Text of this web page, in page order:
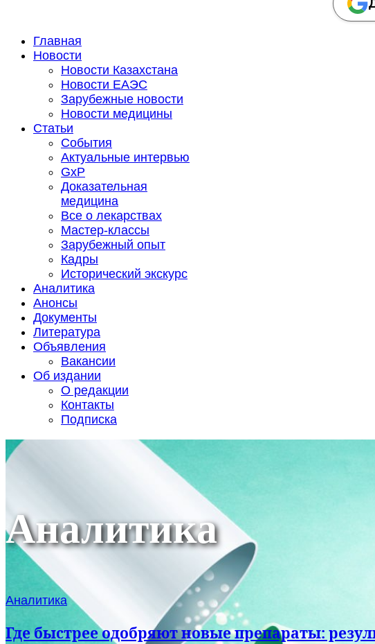
Главная
Новости
Новости Казахстана
Новости ЕАЭС
Зарубежные новости
Новости медицины
Статьи
События
Актуальные интервью
GxP
Доказательная
медицина
Все о лекарствах
Мастер-классы
Зарубежный опыт
Кадры
Исторический экскурс
Аналитика
Анонсы
Документы
Литература
Объявления
Вакансии
Об издании
О редакции
Контакты
Подписка
Аналитика
Аналитика
Где быстрее одобряют новые препараты: